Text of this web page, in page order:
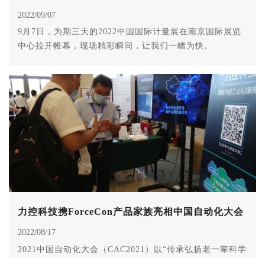
2022/09/07
9月7日，为期三天的2022中国国际计量展在南京国际展览
中心拉开帷幕，现场精彩瞬间，让我们一睹为快。
力控科技携ForceCon产品家族亮相中国自动化大会
2022/08/17
2021中国自动化大会（CAC2021）以“传承弘扬老一辈科学